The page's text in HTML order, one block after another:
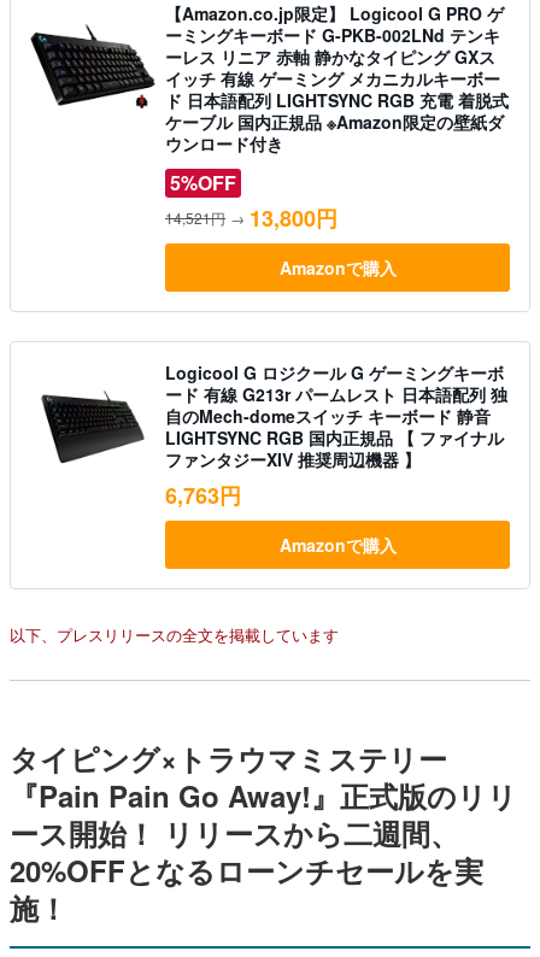
【Amazon.co.jp限定】 Logicool G PRO ゲ
ーミングキーボード G-PKB-002LNd テンキ
ーレス リニア 赤軸 静かなタイピング GXス
イッチ 有線 ゲーミング メカニカルキーボー
ド 日本語配列 LIGHTSYNC RGB 充電 着脱式
ケーブル 国内正規品 ※Amazon限定の壁紙ダ
ウンロード付き
5%OFF
14,521円 → 13,800円
Amazonで購入
Logicool G ロジクール G ゲーミングキーボ
ード 有線 G213r パームレスト 日本語配列 独
自のMech-domeスイッチ キーボード 静音
LIGHTSYNC RGB 国内正規品 【 ファイナル
ファンタジーXIV 推奨周辺機器 】
6,763円
Amazonで購入
以下、プレスリリースの全文を掲載しています
タイピング×トラウマミステリー
『Pain Pain Go Away!』正式版のリリ
ース開始！ リリースから二週間、
20%OFFとなるローンチセールを実
施！